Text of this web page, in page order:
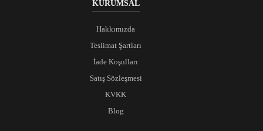
KURUMSAL
Hakkımızda
Teslimat Şartları
İade Koşulları
Satış Sözleşmesi
KVKK
Blog